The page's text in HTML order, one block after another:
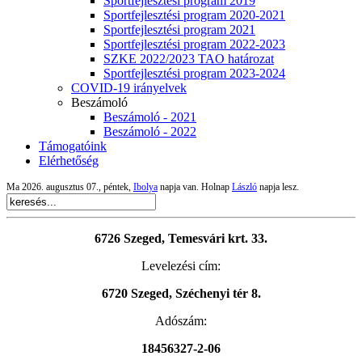
Sportfejlesztési program 2020-2021
Sportfejlesztési program 2021
Sportfejlesztési program 2022-2023
SZKE 2022/2023 TAO határozat
Sportfejlesztési program 2023-2024
COVID-19 irányelvek
Beszámoló
Beszámoló - 2021
Beszámoló - 2022
Támogatóink
Elérhetőség
Ma 2026. augusztus 07., péntek, Ibolya napja van. Holnap László napja lesz.
6726 Szeged, Temesvári krt. 33.
Levelezési cím:
6720 Szeged, Széchenyi tér 8.
Adószám:
18456327-2-06